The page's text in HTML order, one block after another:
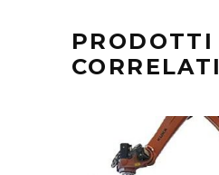
PRODOTTI
CORRELATI